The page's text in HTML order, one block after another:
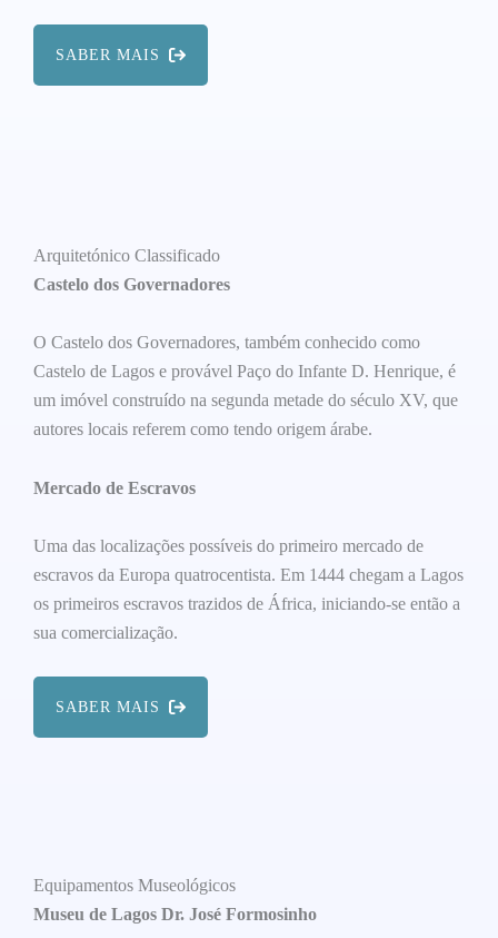
SABER MAIS
Arquitetónico Classificado
Castelo dos Governadores
O Castelo dos Governadores, também conhecido como
Castelo de Lagos e provável Paço do Infante D. Henrique, é
um imóvel construído na segunda metade do século XV, que
autores locais referem como tendo origem árabe.
Mercado de Escravos
Uma das localizações possíveis do primeiro mercado de
escravos da Europa quatrocentista. Em 1444 chegam a Lagos
os primeiros escravos trazidos de África, iniciando-se então a
sua comercialização.
SABER MAIS
Equipamentos Museológicos
Museu de Lagos Dr. José Formosinho